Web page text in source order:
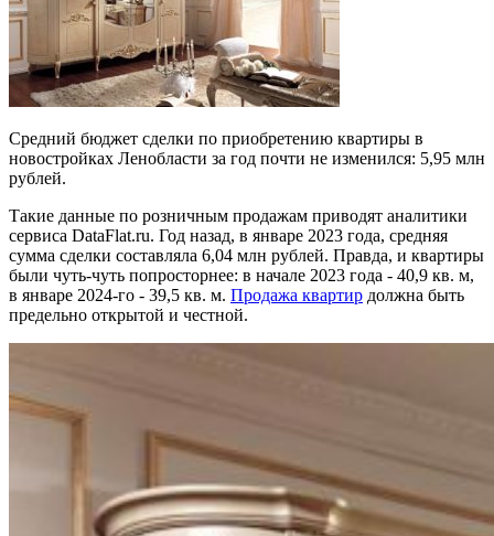
Средний бюджет сделки по приобретению квартиры в
новостройках Ленобласти за год почти не изменился: 5,95 млн
рублей.
Такие данные по розничным продажам приводят аналитики
сервиса DataFlat.ru. Год назад, в январе 2023 года, средняя
сумма сделки составляла 6,04 млн рублей. Правда, и квартиры
были чуть-чуть попросторнее: в начале 2023 года - 40,9 кв. м,
в январе 2024-го - 39,5 кв. м. Продажа квартир должна быть
предельно открытой и честной.